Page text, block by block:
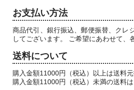
お支払い方法
商品代引、銀行振込、郵便振替、クレ
してございます。 ご希望にあわせて、
送料について
購入金額11000円（税込）以上は送料
購入金額11000円（税込）未満の送料は